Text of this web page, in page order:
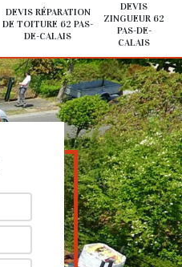
DEVIS RÉPARATION
DE TOITURE 62 PAS-
DE-CALAIS
DEVIS
ZINGUEUR 62
PAS-DE-
CALAIS